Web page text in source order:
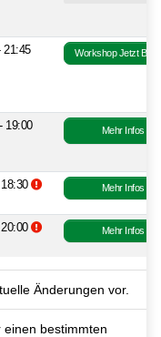
21:45 Workshop Jetzt
19:00 Mehr Infos
18:30 Zusatzinformationen
Mehr Infos
20:00 Zusatzinformationen
Mehr Infos
Änderungen vor.
bestimmten